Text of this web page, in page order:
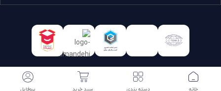
تمامی حقوق برای روچی محفوظ است. | طراحی و توسعه: سرایکو
خانه دسته بندی سبد خرید پروفایل